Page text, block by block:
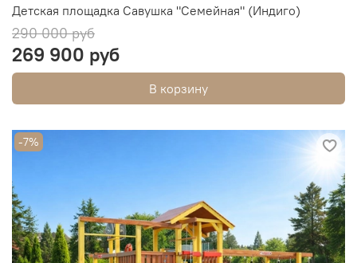
Детская площадка Савушка "Семейная" (Индиго)
290 000 руб
269 900 руб
В корзину
-7%